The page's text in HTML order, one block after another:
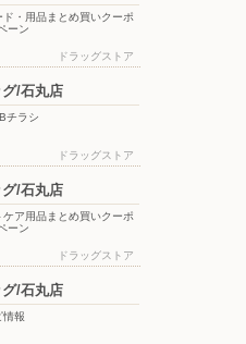
・用品まとめ買いクーポ
ーン
ドラッグストア
/石丸店
チラシ
ドラッグストア
/石丸店
ア用品まとめ買いクーポ
ーン
ドラッグストア
/石丸店
情報